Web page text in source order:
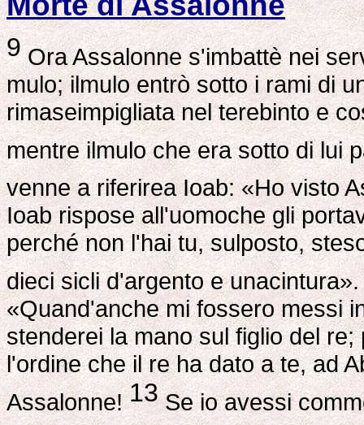
9Ora Assalonne s'imbattè nei
mulo; ilmulo entrò sotto i rami di
rimaseimpigliata nel terebinto e
mentre ilmulo che era sotto di lui
venne a riferirea Ioab: «Ho visto
Ioab rispose all'uomoche gli
perché non l'hai tu, sulposto,
dieci sicli d'argento e
«Quand'anche mi fossero messi
stenderei la mano sul figlio del
l'ordine che il re ha dato a te, ad
Assalonne!13Se io avessi